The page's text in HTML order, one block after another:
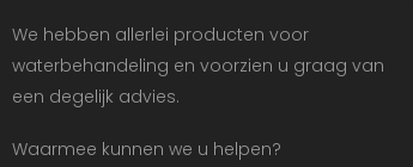
We hebben allerlei producten voor
waterbehandeling en voorzien u graag van
een degelijk advies.
Waarmee kunnen we u helpen?